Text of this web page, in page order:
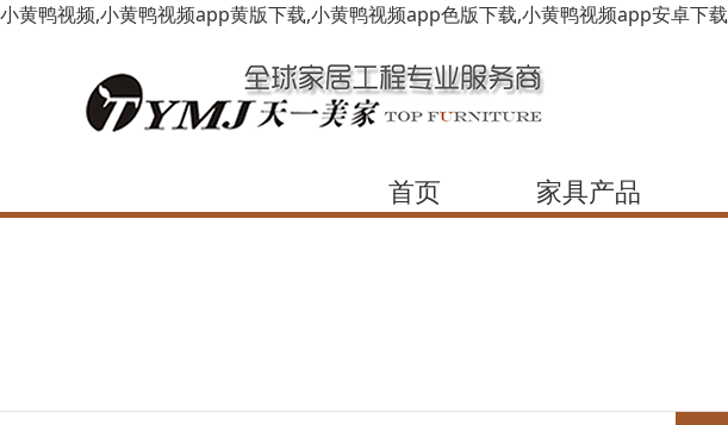
小黄鸭视频,小黄鸭视频app黄版下载,小黄鸭视频app色版下载,小黄鸭视频app安卓下载
首页 家具产品